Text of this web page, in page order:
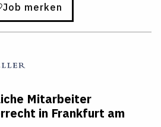
Job merken
Mitarbeiter
in Frankfurt am